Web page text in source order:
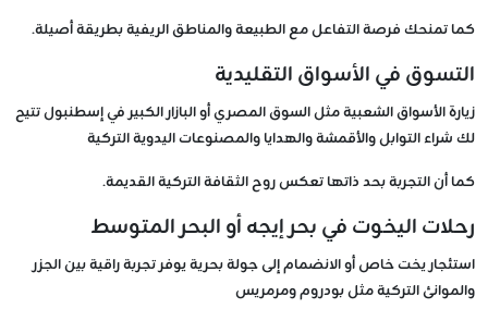
كما تمنحك فرصة التفاعل مع الطبيعة والمناطق الريفية بطريقة أصيلة.
التسوق في الأسواق التقليدية
زيارة الأسواق الشعبية مثل السوق المصري أو البازار الكبير في إسطنبول تتيح
لك شراء التوابل والأقمشة والهدايا والمصنوعات اليدوية التركية
كما أن التجربة بحد ذاتها تعكس روح الثقافة التركية القديمة.
رحلات اليخوت في بحر إيجه أو البحر المتوسط
استئجار يخت خاص أو الانضمام إلى جولة بحرية يوفر تجربة راقية بين الجزر
والموانئ التركية مثل بودروم ومرمريس